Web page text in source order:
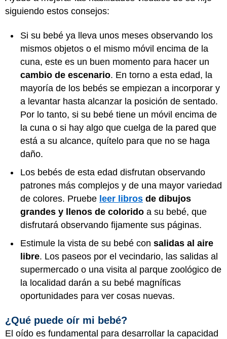
siguiendo estos consejos:
Si su bebé ya lleva unos meses observando los
mismos objetos o el mismo móvil encima de la
cuna, este es un buen momento para hacer un
cambio de escenario. En torno a esta edad, la
mayoría de los bebés se empiezan a incorporar y
a levantar hasta alcanzar la posición de sentado.
Por lo tanto, si su bebé tiene un móvil encima de
la cuna o si hay algo que cuelga de la pared que
está a su alcance, quítelo para que no se haga
daño.
Los bebés de esta edad disfrutan observando
patrones más complejos y de una mayor variedad
de colores. Pruebe leer libros de dibujos
grandes y llenos de colorido a su bebé, que
disfrutará observando fijamente sus páginas.
Estimule la vista de su bebé con salidas al aire
libre. Los paseos por el vecindario, las salidas al
supermercado o una visita al parque zoológico de
la localidad darán a su bebé magníficas
oportunidades para ver cosas nuevas.
¿Qué puede oír mi bebé?
El oído es fundamental para desarrollar la capacidad